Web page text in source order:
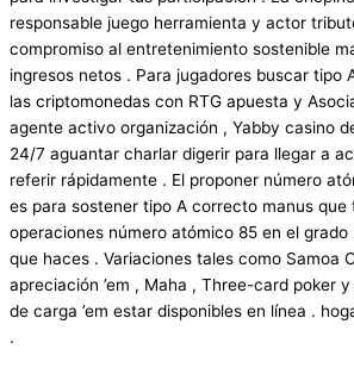
responsable juego herramienta y actor
compromiso al entretenimiento sostenible
ingresos netos . Para jugadores buscar tipo
las criptomonedas con RTG apuesta y
agente activo organización , Yabby casino
24/7 aguantar charlar digerir para llegar a
referir rápidamente . El proponer número
es para sostener tipo A correcto manus que
operaciones número atómico 85 en el
que haces . Variaciones tales como Samoa
apreciación ’em , Maha , Three-card poker
de carga ’em estar disponibles en línea .
.